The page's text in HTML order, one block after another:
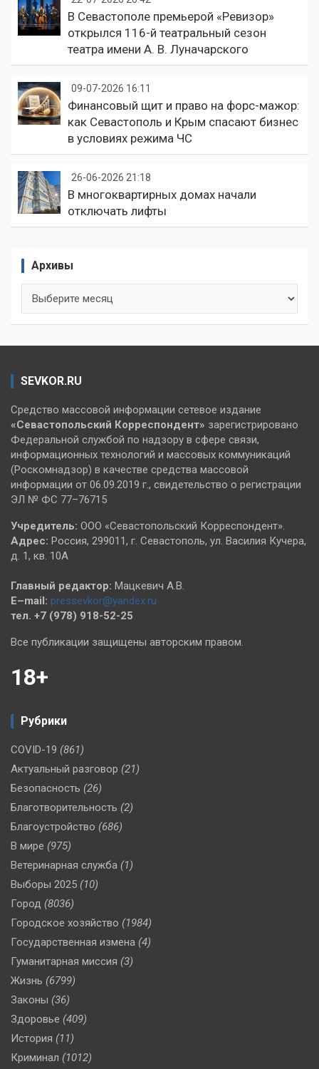
В Севастополе премьерой «Ревизор»
открылся 116-й театральный сезон
театра имени А. В. Луначарского
09-07-2026 16:11
Финансовый щит и право на форс-мажор:
как Севастополь и Крым спасают бизнес
в условиях режима ЧС
26-06-2026 21:18
В многоквартирных домах начали
отключать лифты
Архивы
SEVKOR.RU
Средство массовой информации сетевое издание
«Севастопольский Корреспондент» зарегистрировано
Федеральной службой по надзору в сфере связи,
информационных технологий и массовых коммуникаций
(Роскомнадзор) в качестве средства массовой
информации от 06.09.2019 г., свидетельство о регистрации
ЭЛ № ФС 77–76715
Учредитель: ООО «Севастопольский Корреспондент».
Адрес: Россия, 299011, г. Севастополь, ул. Василия Кучера,
д. 1, кв. 10А
Главный редактор: Мацкевич А.В.
E–mail: pressevkor@yandex.ru
тел. +7 (978) 918-52-25
Все публикации защищены авторским правом.
18+
Рубрики
COVID-19 (861)
Актуальный разговор (21)
Безопасность (26)
Благотворительность (2)
Благоустройство (686)
В мире (975)
Ветеринарная служба (1)
Выборы 2025 (10)
Город (8036)
Городское хозяйство (1984)
Государственная измена (4)
Гуманитарная миссия (3)
Жизнь (6799)
Законы (36)
Здоровье (409)
История (11)
Криминал (1012)